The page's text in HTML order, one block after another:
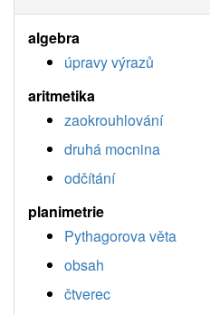
algebra
úpravy výrazů
aritmetika
zaokrouhlování
druhá mocnina
odčítání
planimetrie
Pythagorova věta
obsah
čtverec